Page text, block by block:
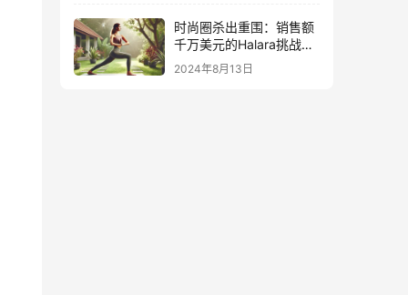
时尚圈杀出重围：销售额
千万美元的Halara挑战
SHEIN成新时尚巨头
（上）
2024年8月13日